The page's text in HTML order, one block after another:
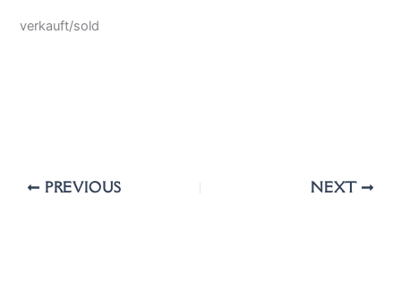
verkauft/sold
PREVIOUS NEXT